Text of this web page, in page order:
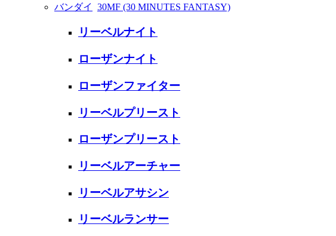
バンダイ 30MF (30 MINUTES FANTASY)
リーベルナイト
ローザンナイト
ローザンファイター
リーベルプリースト
ローザンプリースト
リーベルアーチャー
リーベルアサシン
リーベルランサー